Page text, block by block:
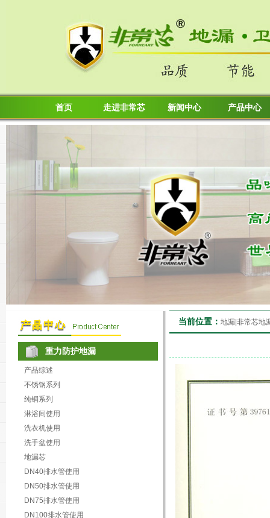
首页 走进非常芯 新闻中心 产品中心
重力防护地漏
产品综述
不锈钢系列
纯铜系列
淋浴间使用
洗衣机使用
洗手盆使用
地漏芯
DN40排水管使用
DN50排水管使用
DN75排水管使用
DN100排水管使用
当前位置： 地漏|非常芯地